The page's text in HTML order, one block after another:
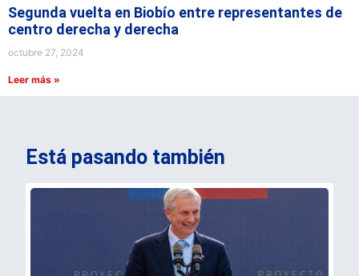
Segunda vuelta en Biobío entre representantes de
centro derecha y derecha
octubre 27, 2024
Leer más »
Está pasando también